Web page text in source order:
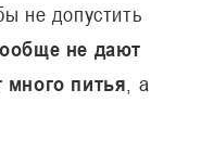
не допустить
не дают
много питья , а